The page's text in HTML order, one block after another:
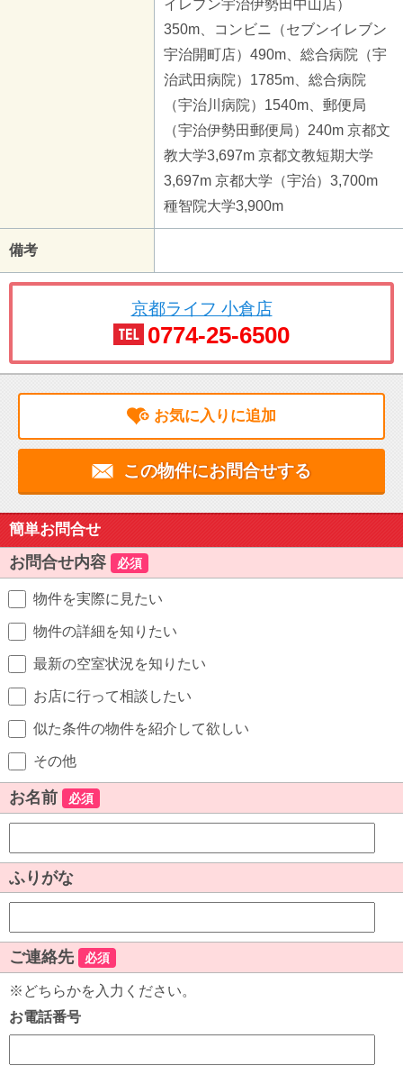
イレブン宇治伊勢田中山店）
350m、コンビニ（セブンイレブン
宇治開町店）490m、総合病院（宇
治武田病院）1785m、総合病院
（宇治川病院）1540m、郵便局
（宇治伊勢田郵便局）240m 京都文
教大学3,697m 京都文教短期大学
3,697m 京都大学（宇治）3,700m
種智院大学3,900m
備考
京都ライフ 小倉店
0774-25-6500
お気に入りに追加
この物件にお問合せする
簡単お問合せ